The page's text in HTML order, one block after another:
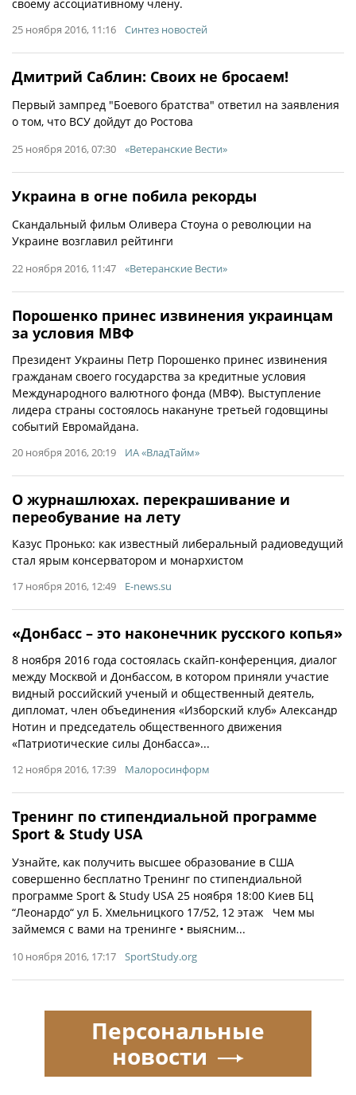
своему ассоциативному члену.
25 ноября 2016, 11:16 Синтез новостей
Дмитрий Саблин: Своих не бросаем!
Первый зампред "Боевого братства" ответил на заявления
о том, что ВСУ дойдут до Ростова
25 ноября 2016, 07:30 «Ветеранские Вести»
Украина в огне побила рекорды
Скандальный фильм Оливера Стоуна о революции на
Украине возглавил рейтинги
22 ноября 2016, 11:47 «Ветеранские Вести»
Порошенко принес извинения украинцам
за условия МВФ
Президент Украины Петр Порошенко принес извинения
гражданам своего государства за кредитные условия
Международного валютного фонда (МВФ). Выступление
лидера страны состоялось накануне третьей годовщины
событий Евромайдана.
20 ноября 2016, 20:19 ИА «ВладТайм»
О журнашлюхах. перекрашивание и
переобувание на лету
Казус Пронько: как известный либеральный радиоведущий
стал ярым консерватором и монархистом
17 ноября 2016, 12:49 E-news.su
«Донбасс – это наконечник русского копья»
8 ноября 2016 года состоялась скайп-конференция, диалог
между Москвой и Донбассом, в котором приняли участие
видный российский ученый и общественный деятель,
дипломат, член объединения «Изборский клуб» Александр
Нотин и председатель общественного движения
«Патриотические силы Донбасса»...
12 ноября 2016, 17:39 Малоросинформ
Тренинг по стипендиальной программе
Sport & Study USA
Узнайте, как получить высшее образование в США
совершенно бесплатно Тренинг по стипендиальной
программе Sport & Study USA 25 ноября 18:00 Киев БЦ
“Леонардо“ ул Б. Хмельницкого 17/52, 12 этаж Чем мы
займемся с вами на тренинге • выясним...
10 ноября 2016, 17:17 SportStudy.org
Персональные
новости